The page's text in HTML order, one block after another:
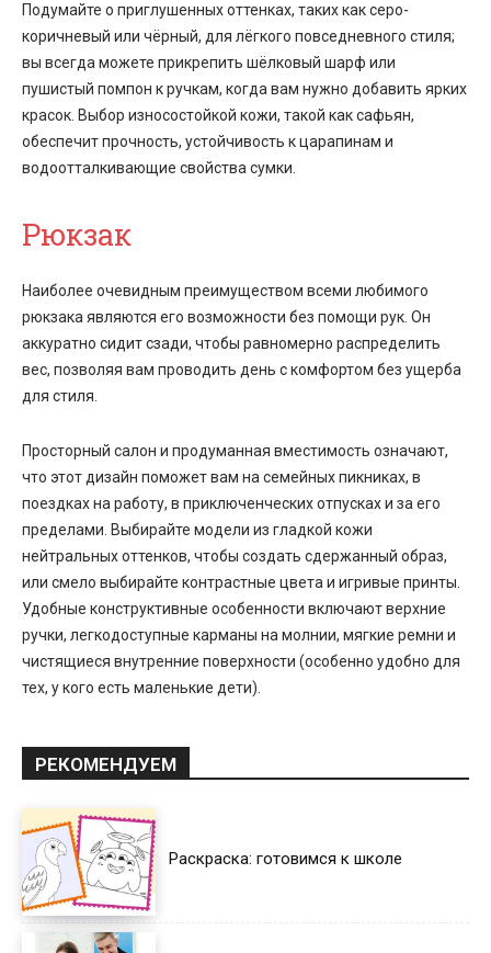
Подумайте о приглушенных оттенках, таких как серо-
коричневый или чёрный, для лёгкого повседневного стиля;
вы всегда можете прикрепить шёлковый шарф или
пушистый помпон к ручкам, когда вам нужно добавить ярких
красок. Выбор износостойкой кожи, такой как сафьян,
обеспечит прочность, устойчивость к царапинам и
водоотталкивающие свойства сумки.
Рюкзак
Наиболее очевидным преимуществом всеми любимого
рюкзака являются его возможности без помощи рук. Он
аккуратно сидит сзади, чтобы равномерно распределить
вес, позволяя вам проводить день с комфортом без ущерба
для стиля.
Просторный салон и продуманная вместимость означают,
что этот дизайн поможет вам на семейных пикниках, в
поездках на работу, в приключенческих отпусках и за его
пределами. Выбирайте модели из гладкой кожи
нейтральных оттенков, чтобы создать сдержанный образ,
или смело выбирайте контрастные цвета и игривые принты.
Удобные конструктивные особенности включают верхние
ручки, легкодоступные карманы на молнии, мягкие ремни и
чистящиеся внутренние поверхности (особенно удобно для
тех, у кого есть маленькие дети).
РЕКОМЕНДУЕМ
Раскраска: готовимся к школе